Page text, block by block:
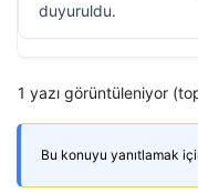
duyuruldu.
1 yazı görüntüleniyor
Bu konuyu yanıtlamak